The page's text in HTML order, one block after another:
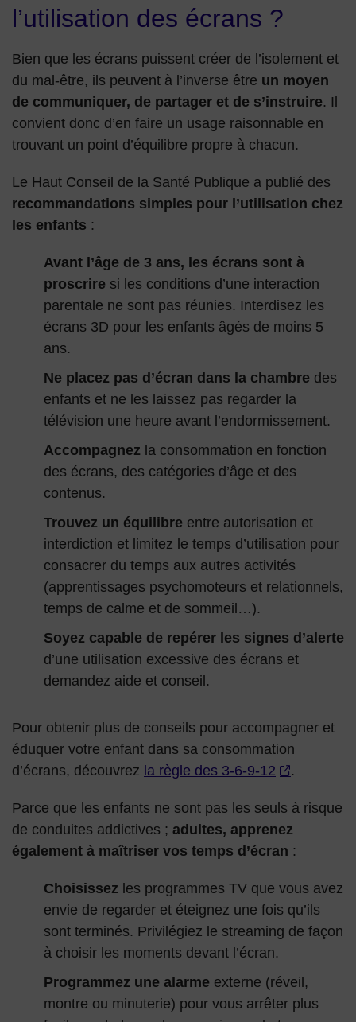
l’utilisation des écrans ?
Bien que les écrans puissent créer de l’isolement et
du mal-être, ils peuvent à l’inverse être un moyen
de communiquer, de partager et de s’instruire. Il
convient donc d’en faire un usage raisonnable en
trouvant un point d’équilibre propre à chacun.
Le Haut Conseil de la Santé Publique a publié des
recommandations simples pour l’utilisation chez
les enfants :
Avant l’âge de 3 ans, les écrans sont à
proscrire si les conditions d’une interaction
parentale ne sont pas réunies. Interdisez les
écrans 3D pour les enfants âgés de moins 5
ans.
Ne placez pas d’écran dans la chambre des
enfants et ne les laissez pas regarder la
télévision une heure avant l’endormissement.
Accompagnez la consommation en fonction
des écrans, des catégories d’âge et des
contenus.
Trouvez un équilibre entre autorisation et
interdiction et limitez le temps d’utilisation pour
consacrer du temps aux autres activités
(apprentissages psychomoteurs et relationnels,
temps de calme et de sommeil…).
Soyez capable de repérer les signes d’alerte
d’une utilisation excessive des écrans et
demandez aide et conseil.
Pour obtenir plus de conseils pour accompagner et
éduquer votre enfant dans sa consommation
d’écrans, découvrez la règle des 3-6-9-12 .
Parce que les enfants ne sont pas les seuls à risque
de conduites addictives ; adultes, apprenez
également à maîtriser vos temps d’écran :
Choisissez les programmes TV que vous avez
envie de regarder et éteignez une fois qu’ils
sont terminés. Privilégiez le streaming de façon
à choisir les moments devant l’écran.
Programmez une alarme externe (réveil,
montre ou minuterie) pour vous arrêter plus